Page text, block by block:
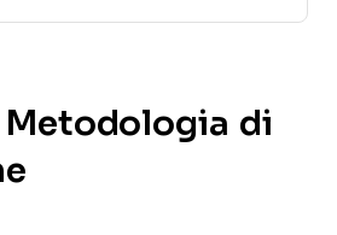
Metodologia di